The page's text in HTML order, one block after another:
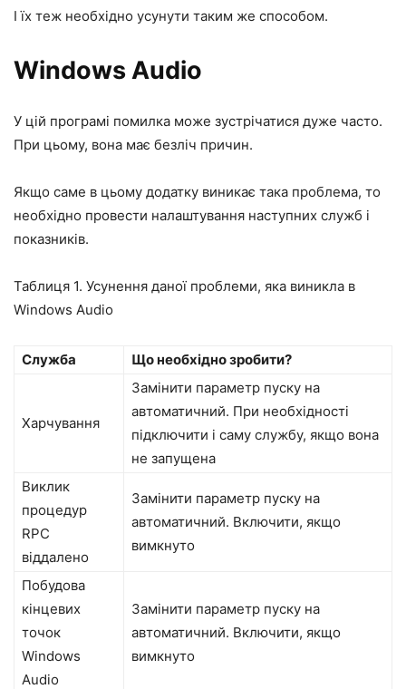
І їх теж необхідно усунути таким же способом.
Windows Audio
У цій програмі помилка може зустрічатися дуже часто.
При цьому, вона має безліч причин.
Якщо саме в цьому додатку виникає така проблема, то
необхідно провести налаштування наступних служб і
показників.
Таблиця 1. Усунення даної проблеми, яка виникла в
Windows Audio
Служба Що необхідно зробити?
Харчування
Замінити параметр пуску на
автоматичний. При необхідності
підключити і саму службу, якщо вона
не запущена
Виклик
процедур
RPC
віддалено
Замінити параметр пуску на
автоматичний. Включити, якщо
вимкнуто
Побудова
кінцевих
точок
Windows
Audio
Замінити параметр пуску на
автоматичний. Включити, якщо
вимкнуто